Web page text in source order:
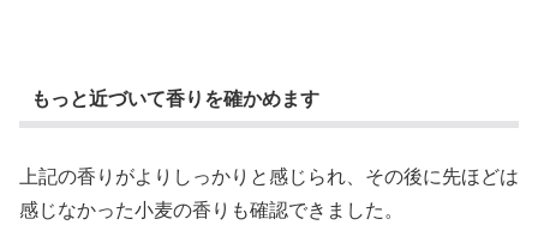
もっと近づいて香りを確かめます
上記の香りがよりしっかりと感じられ、その後に先ほどは
感じなかった小麦の香りも確認できました。